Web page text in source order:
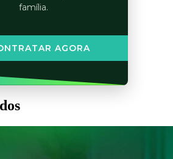
família.
AGORA